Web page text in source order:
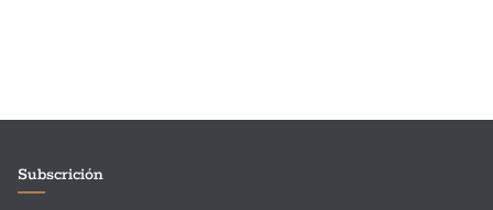
Subscrición